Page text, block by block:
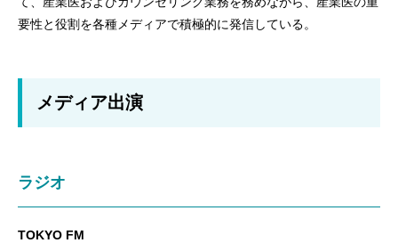
要性と役割を各種メディアで積極的に発信している。
メディア出演
ラジオ
TOKYO FM